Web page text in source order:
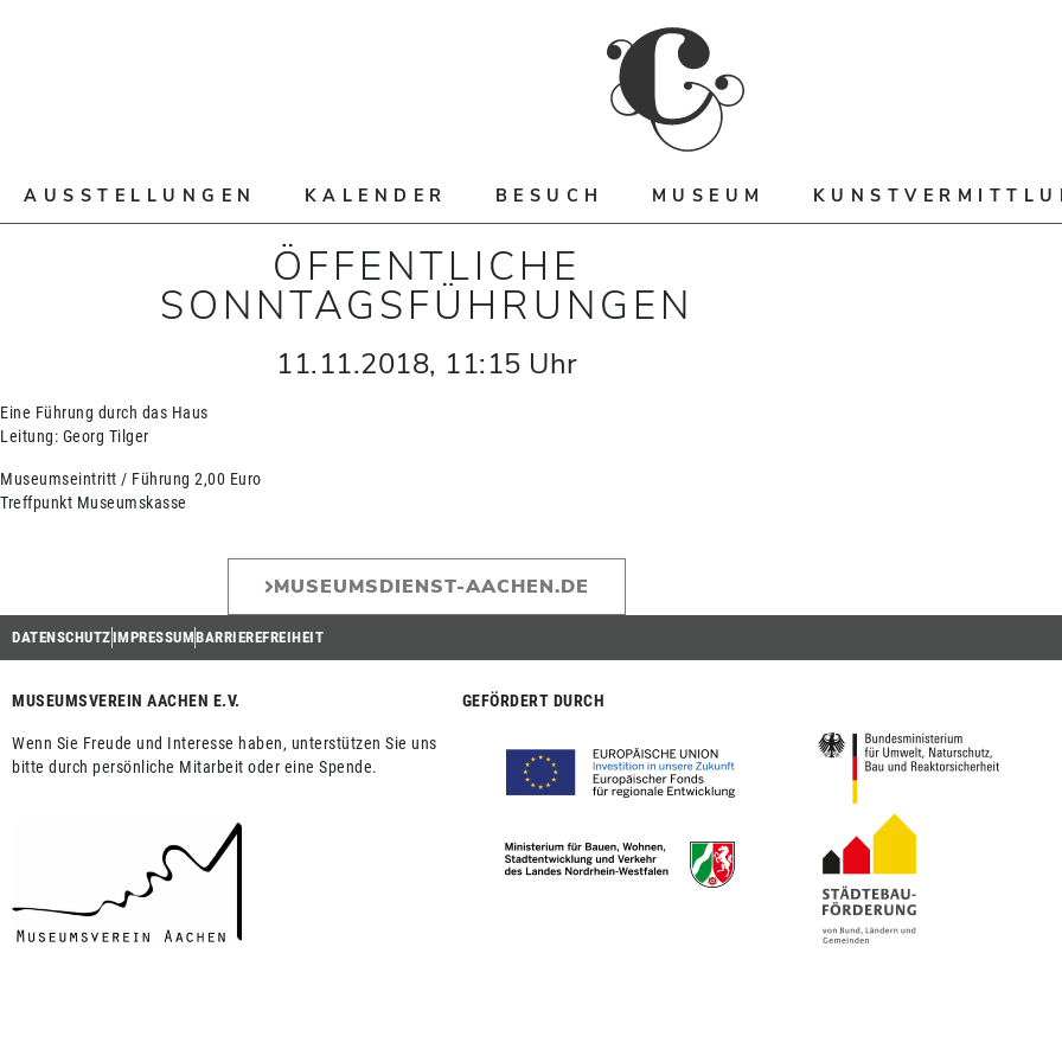
AUSSTELLUNGEN KALENDER BESUCH MUSEUM
ÖFFENTLICHE
SONNTAGSFÜHRUNGEN
11.11.2018, 11:15 Uhr
Eine Führung durch das Haus
Leitung: Georg Tilger
Museumseintritt / Führung 2,00 Euro
Treffpunkt Museumskasse
MUSEUMSDIENST-AACHEN.DE
DATENSCHUTZIMPRESSUMBARRIEREFREIHEIT
MUSEUMSVEREIN AACHEN E.V.
Wenn Sie Freude und Interesse haben, unterstützen Sie uns
bitte durch persönliche Mitarbeit oder eine Spende.
GEFÖRDERT DURCH